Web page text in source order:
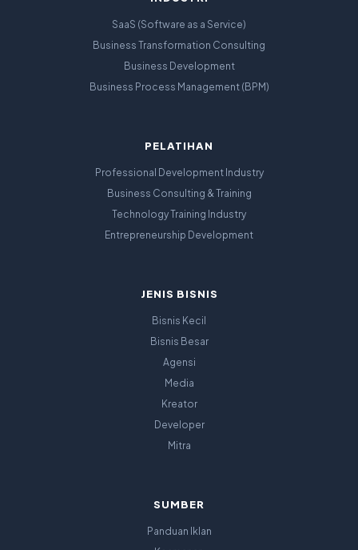
SaaS (Software as a Service)
Business Transformation Consulting
Business Development
Business Process Management (BPM)
PELATIHAN
Professional Development Industry
Business Consulting & Training
Technology Training Industry
Entrepreneurship Development
JENIS BISNIS
Bisnis Kecil
Bisnis Besar
Agensi
Media
Kreator
Developer
Mitra
SUMBER
Panduan Iklan